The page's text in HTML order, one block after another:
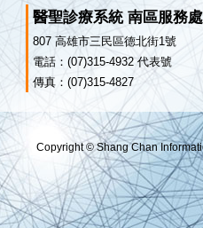
醫聖診療系統 南區服務處
807 高雄市三民區德北街1號
電話：(07)315-4932 代表號
傳真：(07)315-4827
Copyright © Shang Chan